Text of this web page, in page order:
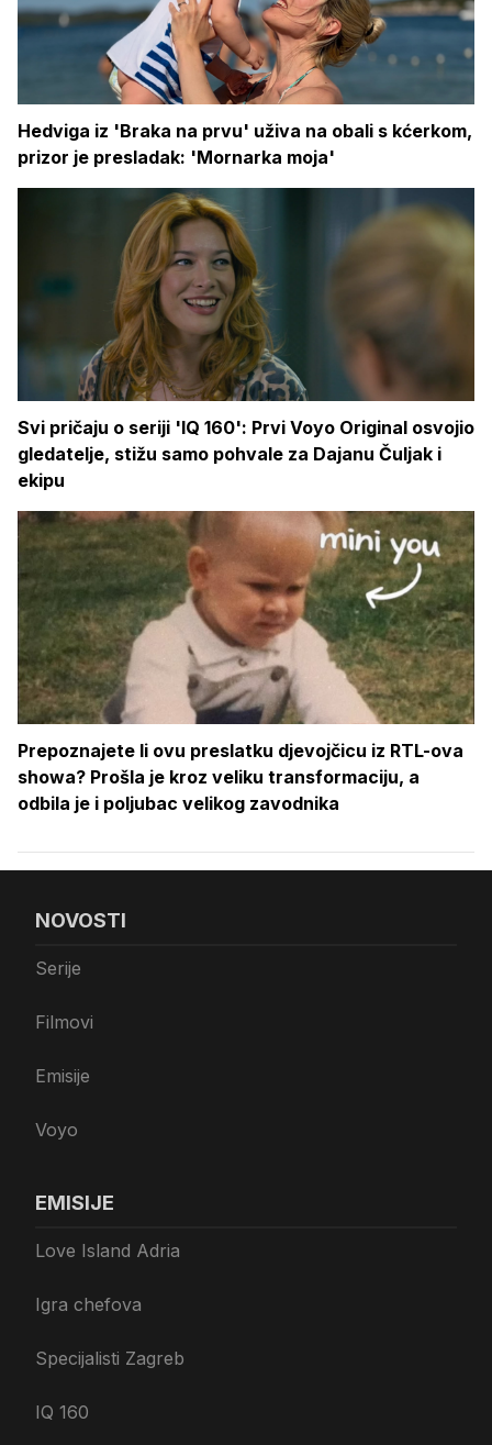
Hedviga iz 'Braka na prvu' uživa na obali s kćerkom,
prizor je presladak: 'Mornarka moja'
Svi pričaju o seriji 'IQ 160': Prvi Voyo Original osvojio
gledatelje, stižu samo pohvale za Dajanu Čuljak i
ekipu
Prepoznajete li ovu preslatku djevojčicu iz RTL-ova
showa? Prošla je kroz veliku transformaciju, a
odbila je i poljubac velikog zavodnika
NOVOSTI
Serije
Filmovi
Emisije
Voyo
EMISIJE
Love Island Adria
Igra chefova
Specijalisti Zagreb
IQ 160